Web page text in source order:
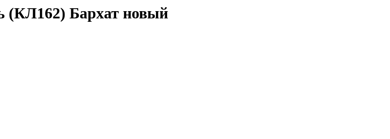
(КЛ162) Бархат новый